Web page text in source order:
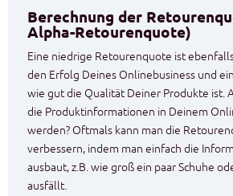
Berechnung der
Alpha-Retourenquote)
Eine niedrige Retourenquote ist
den Erfolg Deines Onlinebusiness und
wie gut die Qualität Deiner Produkte ist.
die Produktinformationen in Deinem
werden? Oftmals kann man die
verbessern, indem man einfach die
ausbaut, z.B. wie groß ein paar Schuhe
ausfällt.